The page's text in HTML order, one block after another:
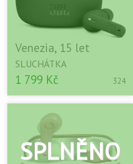
Venezia, 15 let
SLUCHÁTKA
1 799 Kč 324